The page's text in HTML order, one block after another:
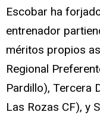
Escobar ha
entrenador
méritos propios
Regional
Pardillo), Tercera
Las Rozas CF), y